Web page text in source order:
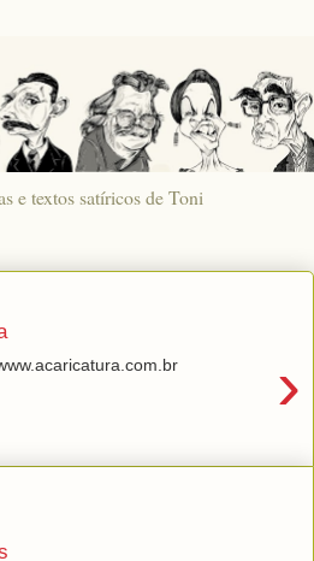
e textos satíricos de Toni
›